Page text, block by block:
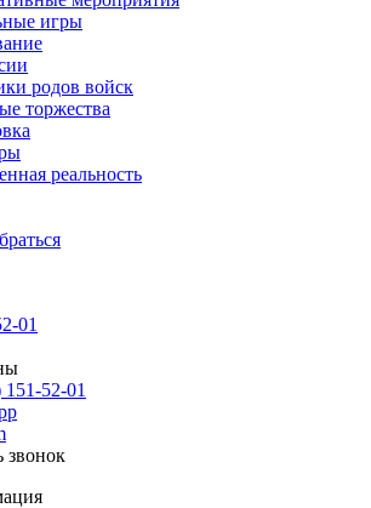
игры
родов войск
торжества
реальность
01
52-01
звонок